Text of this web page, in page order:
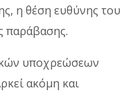
η θέση ευθύνης του
παράβασης.
υποχρεώσεων
ακόμη και